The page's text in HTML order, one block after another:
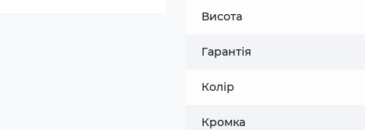
Висота
Гарантія
Колір
Кромка